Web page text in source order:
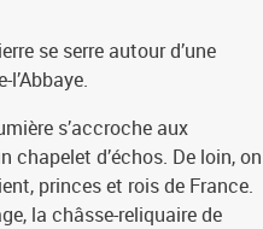
se serre autour d’une
s’accroche aux
chapelet d’échos. De loin, on
princes et rois de France.
la châsse-reliquaire de